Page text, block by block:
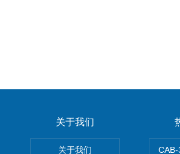
关于我们
关于我们 CAB-